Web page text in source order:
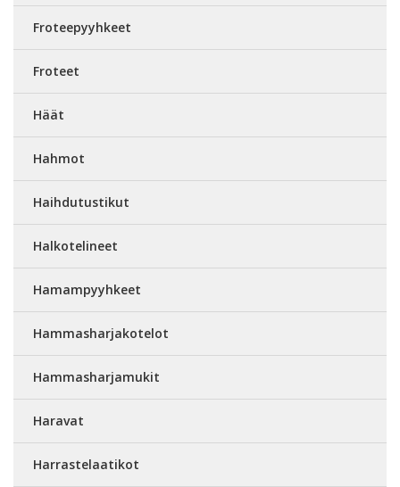
Froteepyyhkeet
Froteet
Häät
Hahmot
Haihdutustikut
Halkotelineet
Hamampyyhkeet
Hammasharjakotelot
Hammasharjamukit
Haravat
Harrastelaatikot